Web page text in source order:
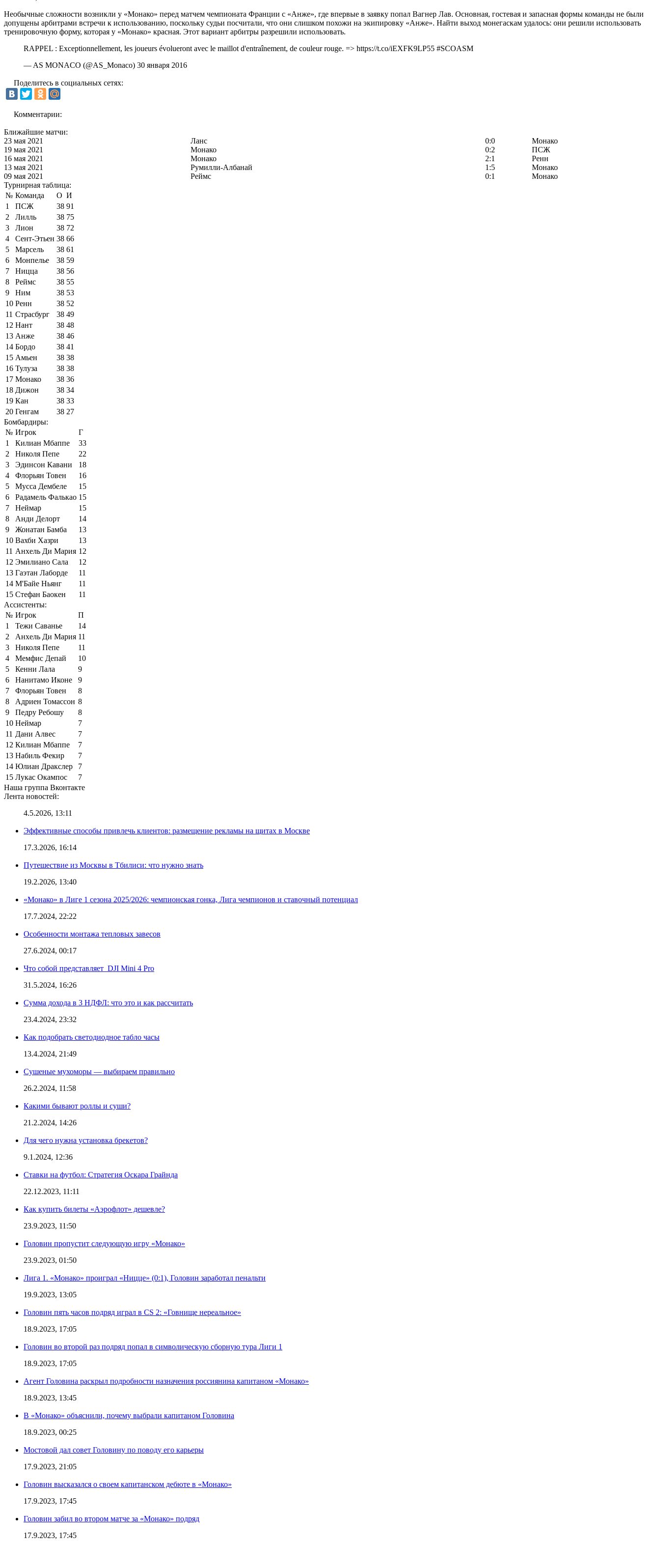
Необычные сложности возникли у «Монако» перед матчем чемпионата Франции с «Анже», где впервые в заявку попал Вагнер Лав. Основная, гостевая и запасная формы команды не были
допущены арбитрами встречи к использованию, поскольку судьи посчитали, что они слишком похожи на экипировку «Анже». Найти выход монегаскам удалось: они решили использовать
тренировочную форму, которая у «Монако» красная. Этот вариант арбитры разрешили использовать.
RAPPEL : Exceptionnellement, les joueurs évolueront avec le maillot d'entraînement, de couleur rouge. => https://t.co/iEXFK9LP55 #SCOASM
— AS MONACO (@AS_Monaco) 30 января 2016
Поделитесь в социальных сетях:
Комментарии:
Ближайшие матчи:
23 мая 2021
Ланс 0:0
Монако
19 мая 2021
Монако 0:2
ПСЖ
16 мая 2021
Монако 2:1
Ренн
13 мая 2021
Румилли-Албанай 1:5
Монако
09 мая 2021
Реймс 0:1
Монако
Турнирная таблица:
№ Команда О И
1
ПСЖ 38 91
2
Лилль 38 75
3
Лион 38 72
4
Сент-Этьен 38 66
5
Марсель 38 61
6
Монпелье 38 59
7
Ницца 38 56
8
Реймс 38 55
9
Ним 38 53
10 Ренн 38 52
11 Страсбург 38 49
12 Нант 38 48
13 Анже 38 46
14 Бордо 38 41
15 Амьен 38 38
16 Тулуза 38 38
17 Монако 38 36
18 Дижон 38 34
19 Кан 38 33
20 Генгам 38 27
Бомбардиры:
№ Игрок
Г
1
Килиан Мбаппе
33
2
Николя Пепе
22
3
Эдинсон Кавани
18
4
Флорьян Товен
16
5
Мусса Дембеле
15
6
Радамель Фалькао 15
7
Неймар
15
8
Анди Делорт
14
9
Жонатан Бамба
13
10 Вахби Хазри
13
11 Анхель Ди Мария 12
12 Эмилиано Сала
12
13 Гаэтан Лаборде
11
14 М'Байе Ньянг
11
15 Стефан Баокен
11
Ассистенты:
№ Игрок
П
1
Тежи Саванье
14
2
Анхель Ди Мария 11
3
Николя Пепе
11
4
Мемфис Депай
10
5
Кенни Лала
9
6
Нанитамо Иконе
9
7
Флорьян Товен
8
8
Адриен Томассон 8
9
Педру Ребошу
8
10 Неймар
7
11 Дани Алвес
7
12 Килиан Мбаппе
7
13 Набиль Фекир
7
14 Юлиан Дракслер
7
15 Лукас Окампос
7
Наша группа Вконтакте
Лента новостей:
4.5.2026, 13:11
Эффективные способы привлечь клиентов: размещение рекламы на щитах в Москве
17.3.2026, 16:14
Путешествие из Москвы в Тбилиси: что нужно знать
19.2.2026, 13:40
«Монако» в Лиге 1 сезона 2025/2026: чемпионская гонка, Лига чемпионов и ставочный потенциал
17.7.2024, 22:22
Особенности монтажа тепловых завесов
27.6.2024, 00:17
Что собой представляет DJI Mini 4 Pro
31.5.2024, 16:26
Сумма дохода в 3 НДФЛ: что это и как рассчитать
23.4.2024, 23:32
Как подобрать светодиодное табло часы
13.4.2024, 21:49
Сушеные мухоморы — выбираем правильно
26.2.2024, 11:58
Какими бывают роллы и суши?
21.2.2024, 14:26
Для чего нужна установка брекетов?
9.1.2024, 12:36
Ставки на футбол: Стратегия Оскара Грайнда
22.12.2023, 11:11
Как купить билеты «Аэрофлот» дешевле?
23.9.2023, 11:50
Головин пропустит следующую игру «Монако»
23.9.2023, 01:50
Лига 1. «Монако» проиграл «Ницце» (0:1), Головин заработал пенальти
19.9.2023, 13:05
Головин пять часов подряд играл в CS 2: «Говнище нереальное»
18.9.2023, 17:05
Головин во второй раз подряд попал в символическую сборную тура Лиги 1
18.9.2023, 17:05
Агент Головина раскрыл подробности назначения россиянина капитаном «Монако»
18.9.2023, 13:45
В «Монако» объяснили, почему выбрали капитаном Головина
18.9.2023, 00:25
Мостовой дал совет Головину по поводу его карьеры
17.9.2023, 21:05
Головин высказался о своем капитанском дебюте в «Монако»
17.9.2023, 17:45
Головин забил во втором матче за «Монако» подряд
17.9.2023, 17:45